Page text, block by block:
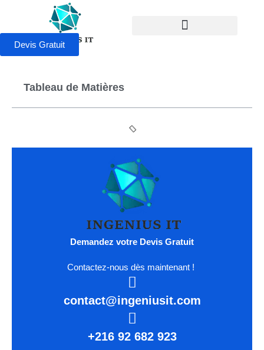
Devis Gratuit
Tableau de Matières
Demandez votre Devis Gratuit
Contactez-nous dès maintenant !
contact@ingeniusit.com
+216 92 682 923